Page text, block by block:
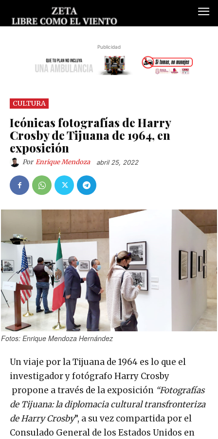
Publicidad
CULTURA
Icónicas fotografías de Harry
Crosby de Tijuana de 1964, en
exposición
Por Enrique Mendoza abril 25, 2022
Fotos: Enrique Mendoza Hernández
Un viaje por la Tijuana de 1964 es lo que el
investigador y fotógrafo Harry Crosby
propone a través de la exposición “Fotografías
de Tijuana: la diplomacia cultural transfronteriza
de Harry Crosby”, a su vez compartida por el
Consulado General de los Estados Unidos en